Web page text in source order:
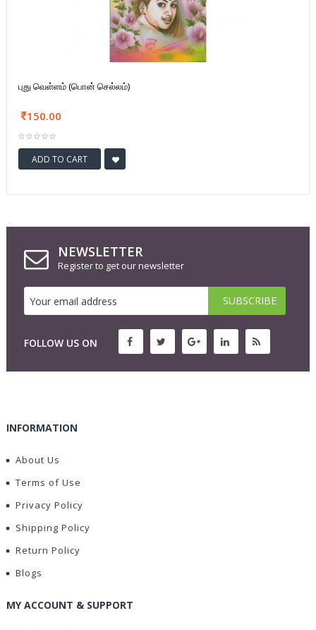
புது வெள்ளம் (பொன் செல்லம்)
150.00
ADD TO CART
NEWSLETTER
Register to get our newsletter
FOLLOW US ON
INFORMATION
About Us
Terms of Use
Privacy Policy
Shipping Policy
Return Policy
Blogs
MY ACCOUNT & SUPPORT